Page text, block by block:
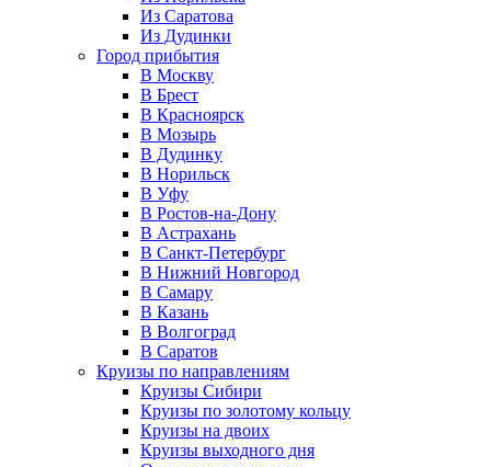
Из Саратова
Из Дудинки
Город прибытия
В Москву
В Брест
В Красноярск
В Мозырь
В Дудинку
В Норильск
В Уфу
В Ростов-на-Дону
В Астрахань
В Санкт-Петербург
В Нижний Новгород
В Самару
В Казань
В Волгоград
В Саратов
Круизы по направлениям
Круизы Сибири
Круизы по золотому кольцу
Круизы на двоих
Круизы выходного дня